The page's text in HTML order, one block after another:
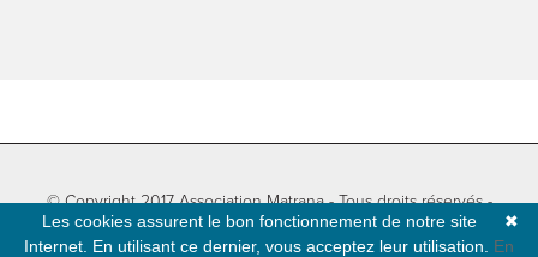
© Copyright 2017 Association Matrana - Tous droits réservés -
Informations légales- Plan du site- Développé parNatural-net
✖
Les cookies assurent le bon fonctionnement de notre site
Internet. En utilisant ce dernier, vous acceptez leur utilisation. En